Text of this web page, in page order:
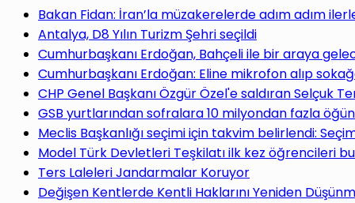
yap
...
Bakan Fidan: İran’la müzakerelerde adım adım
Antalya, D8 Yılın Turizm Şehri seçildi
Cumhurbaşkanı Erdoğan, Bahçeli ile bir araya
Cumhurbaşkanı Erdoğan: Eline mikrofon alıp
CHP Genel Başkanı Özgür Özel'e saldıran Selçuk
GSB yurtlarından sofralara 10 milyondan fazla öğün
Meclis Başkanlığı seçimi için takvim belirlendi:
Model Türk Devletleri Teşkilatı ilk kez öğrencileri
Ters Laleleri Jandarmalar Koruyor
Değişen Kentlerde Kentli Haklarını Yeniden